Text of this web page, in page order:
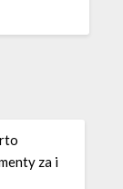
za i